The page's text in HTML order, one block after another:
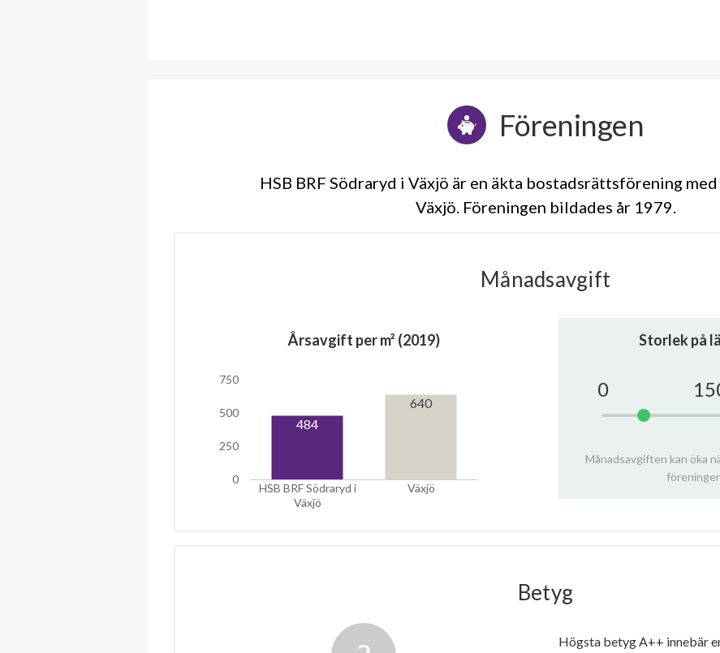
Föreningen
HSB BRF Södraryd i Växjö är en äkta bostadsrättsförening
Växjö. Föreningen bildades år 1979
Månadsavgift
Årsavgift per m² (2019)
HSB BRF Södraryd i
Växjö
Växjö
0
250
500
750
484
640
Storlek på
0
Månadsavgiften kan öka
Betyg
Högsta betyg A++ innebär